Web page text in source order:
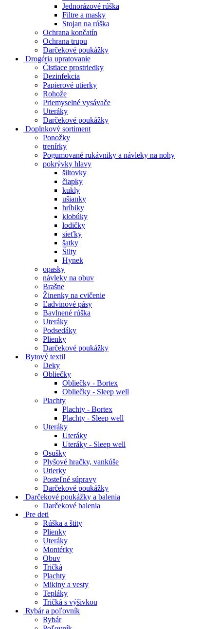
Jednorázové rúška
Filtre a masky
Stojan na rúška
Ochrana končatín
Ochrana trupu
Darčekové poukážky
Drogéria upratovanie
Čistiace prostriedky
Dezinfekcia
Papierové utierky
Rohože
Priemyselné vysávače
Uteráky
Darčekové poukážky
Doplnkový sortiment
Ponožky
trenírky
Pogumované rukávniky a návleky na nohy
pokrývky hlavy
šiltovky
čiapky
kukly
ušianky
hríbiky
klobúky
lodičky
sieťky
šatky
Šilty
Hynek
opasky
návleky na obuv
Brašne
Žinenky na cvičenie
Ľadvinové pásy
Bavlnené rúška
Uteráky
Podsedáky
Plienky
Darčekové poukážky
Bytový textil
Deky
Obliečky
Obliečky - Bortex
Obliečky - Sleep well
Plachty
Plachty - Bortex
Plachty - Sleep well
Uteráky
Uteráky
Uteráky - Sleep well
Osušky
Plyšové hračky, vankúše
Utierky
Posteľné súpravy
Darčekové poukážky
Darčekové poukážky a balenia
Darčekové balenia
Pre deti
Rúška a štity
Plienky
Uteráky
Montérky
Obuv
Tričká
Plachty
Mikiny a vesty
Tepláky
Tričká s výšivkou
Rybár a poľovník
Rybár